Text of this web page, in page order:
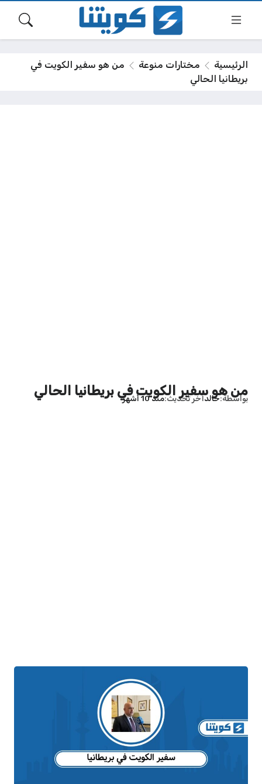
الرئيسية مختارات منوعة
من هو سفير الكويت في
بريطانيا الحالي
من هو سفير الكويت في بريطانيا الحالي
بواسطة خالدآخر تحديث منذ 10 أشهر